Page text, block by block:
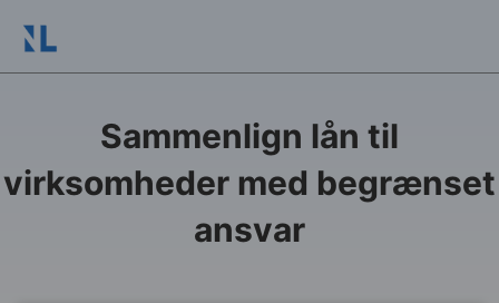
Sammenlign lån til
virksomheder med begrænset
ansvar